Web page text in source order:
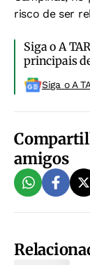
risco de ser
Siga o A
principais
Siga o A
amigos